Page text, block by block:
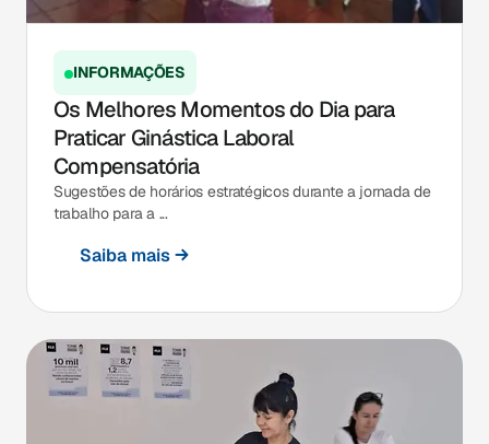
INFORMAÇÕES
Os Melhores Momentos do Dia para
Praticar Ginástica Laboral
Compensatória
Sugestões de horários estratégicos durante a jornada de
trabalho para a ...
Saiba mais